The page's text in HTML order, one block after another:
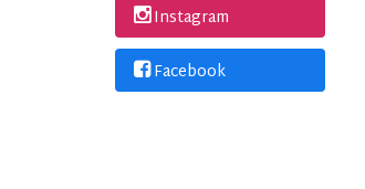
Instagram
Facebook